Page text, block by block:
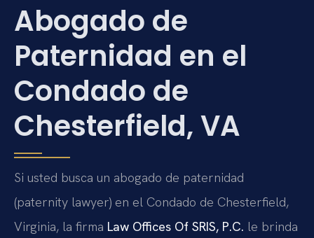
Abogado de
Paternidad en el
Condado de
Chesterfield, VA
Si usted busca un abogado de paternidad
(paternity lawyer) en el Condado de Chesterfield,
Virginia, la firma Law Offices Of SRIS, P.C. le brinda